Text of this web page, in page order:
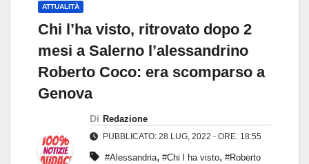
ATTUALITÀ
Chi l’ha visto, ritrovato dopo 2
mesi a Salerno l’alessandrino
Roberto Coco: era scomparso a
Genova
Di Redazione
PUBBLICATO: 28 LUG, 2022 - ORE: 18:55
#Alessandria, #Chi l ha visto, #Roberto